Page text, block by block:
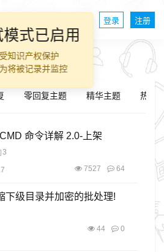
登录 注册
零回复主题 精华主题 热帖
命令详解 2.0-上架
3
7527 64
下级目录并加密的批处理!
44 0
式已启用
知识产权保护
将被记录并监控